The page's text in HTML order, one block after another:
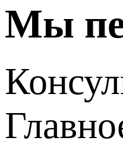
Мы